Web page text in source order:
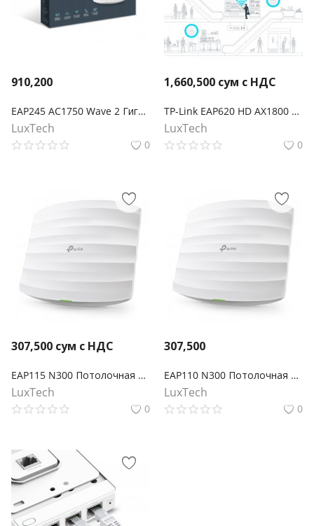
910,200
EAP245 AC1750 Wave 2 Гигабитная двухдиапазонная потолочная точка доступа Wi-Fi
LuxTech
0
1,660,500 сум с НДС
TP-Link EAP620 HD AX1800 Потолочная двухдиапазонная точка доступа Wi‑Fi с MU-MIMO
LuxTech
0
307,500 сум с НДС
EAP115 N300 Потолочная точка доступа Wi‑Fi
LuxTech
0
307,500
EAP110 N300 Потолочная точка доступа Wi‑Fi
LuxTech
0